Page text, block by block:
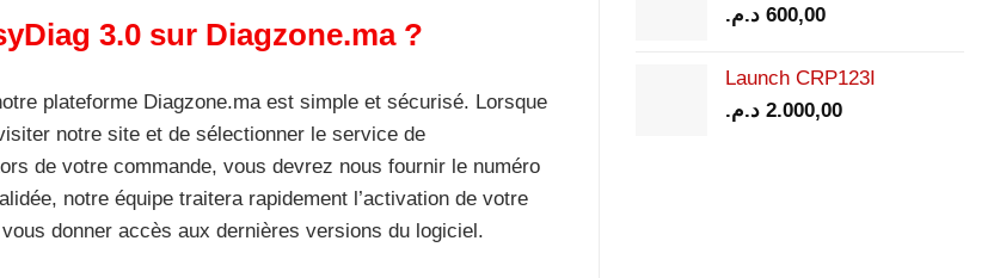
3.0 sur Diagzone.ma ?
plateforme Diagzone.ma est simple et sécurisé. Lorsque
notre site et de sélectionner le service de
de votre commande, vous devrez nous fournir le numéro
notre équipe traitera rapidement l’activation de votre
donner accès aux dernières versions du logiciel.
600,00 د.م.
Launch CRP123I
2.000,00 د.م.